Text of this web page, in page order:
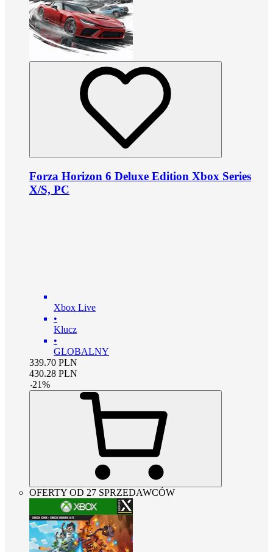
Forza Horizon 6 Deluxe Edition Xbox Series
X/S, PC
Xbox Live
•
Klucz
•
GLOBALNY
339.70 PLN
430.28 PLN
-21%
OFERTY OD 27 SPRZEDAWCÓW